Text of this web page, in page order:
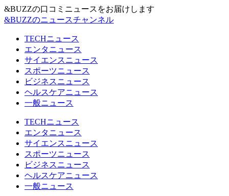
&BUZZの口コミニュースをお届けします
&BUZZのニュースチャンネル
TECHニュース
エンタニュース
サイエンスニュース
スポーツニュース
ビジネスニュース
ヘルスケアニュース
一般ニュース
TECHニュース
エンタニュース
サイエンスニュース
スポーツニュース
ビジネスニュース
ヘルスケアニュース
一般ニュース